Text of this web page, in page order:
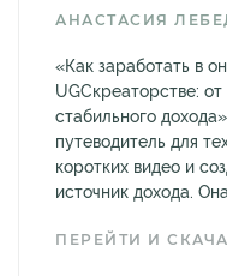
АНАСТАСИЯ
«Как заработать в
UGCкреаторстве:
стабильного
путеводитель для
коротких видео и
источник дохода.
ПЕРЕЙТИ И